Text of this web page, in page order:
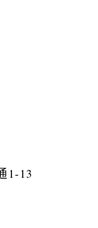
1-13